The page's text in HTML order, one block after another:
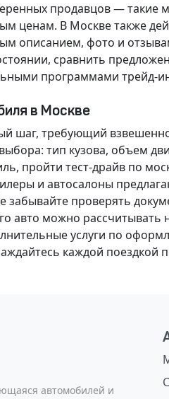
продавцов — такие
ценам. В Москве также
описанием, фото и
сравнить
программами трейд-
в Москве
шаг, требующий
тип кузова, объем
пройти тест-драйв по
и автосалоны
проверять
авто можно
услуги по
каждой поездкой
автомобилей и